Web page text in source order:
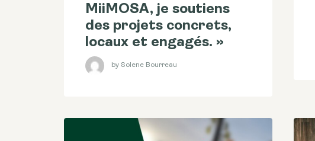
MiiMOSA, je soutiens
des projets concrets,
locaux et engagés. »
by Solene Bourreau